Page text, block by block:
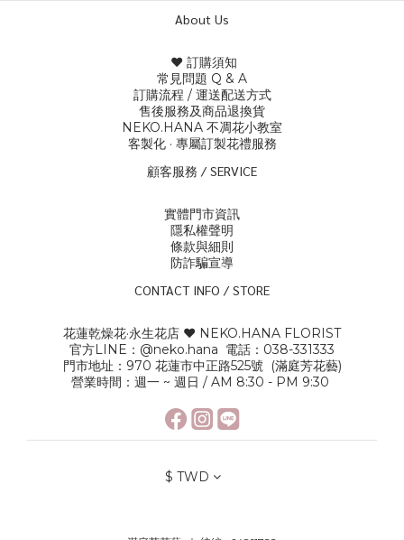
About Us
♥ 訂購須知
常見問題 Q & A
訂購流程 / 運送配送方式
售後服務及商品退換貨
NEKO.HANA 不凋花小教室
客製化 · 專屬訂製花禮服務
顧客服務 / SERVICE
實體門市資訊
隱私權聲明
條款與細則
防詐騙宣導
CONTACT INFO / STORE
花蓮乾燥花·永生花店 ♥ NEKO.HANA FLORIST
官方LINE： @neko.hana 電話：038-331333
門市地址：970 花蓮市中正路525號 (滿庭芳花藝)
營業時間：週一 ~ 週日 / AM 8:30 - PM 9:30
$ TWD